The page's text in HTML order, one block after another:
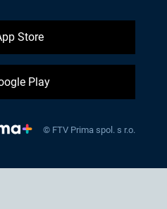
Store
Play
© FTV Prima spol. s r.o.